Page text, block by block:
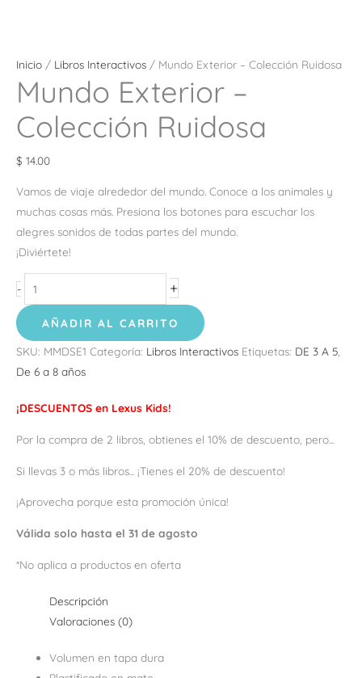
Inicio / Libros Interactivos / Mundo Exterior – Colección Ruidosa
Mundo Exterior –
Colección Ruidosa
$ 14.00
Vamos de viaje alrededor del mundo. Conoce a los animales y
muchas cosas más. Presiona los botones para escuchar los
alegres sonidos de todas partes del mundo.
¡Diviértete!
- +
AÑADIR AL CARRITO
SKU: MMDSE1 Categoría: Libros Interactivos Etiquetas: DE 3 A 5,
De 6 a 8 años
¡DESCUENTOS en Lexus Kids!
Por la compra de 2 libros, obtienes el 10% de descuento, pero...
Si llevas 3 o más libros... ¡Tienes el 20% de descuento!
¡Aprovecha porque esta promoción única!
Válida solo hasta el 31 de agosto
*No aplica a productos en oferta
Descripción
Valoraciones (0)
Volumen en tapa dura